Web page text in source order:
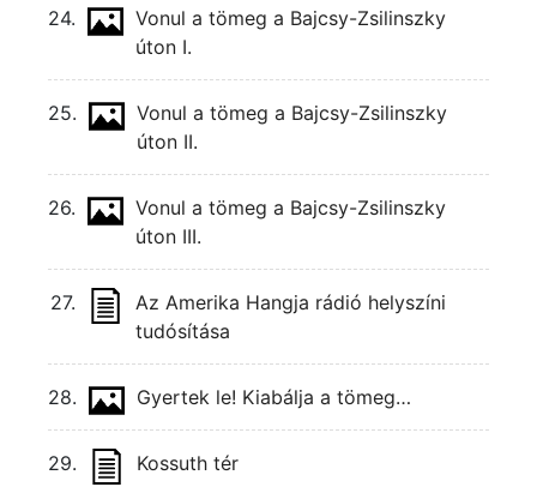
24.
Vonul a tömeg a Bajcsy-Zsilinszky
úton I.
25.
Vonul a tömeg a Bajcsy-Zsilinszky
úton II.
26.
Vonul a tömeg a Bajcsy-Zsilinszky
úton III.
27.
Az Amerika Hangja rádió helyszíni
tudósítása
28. Gyertek le! Kiabálja a tömeg…
29. Kossuth tér